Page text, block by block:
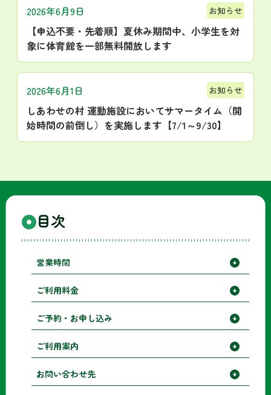
2026年6月9日 お知らせ
【申込不要・先着順】夏休み期間中、小学生を対
象に体育館を一部無料開放します
2026年6月1日 お知らせ
しあわせの村 運動施設においてサマータイム（開
始時間の前倒し）を実施します【7/1～9/30】
目次
営業時間
ご利用料金
ご予約・お申し込み
ご利用案内
お問い合わせ先